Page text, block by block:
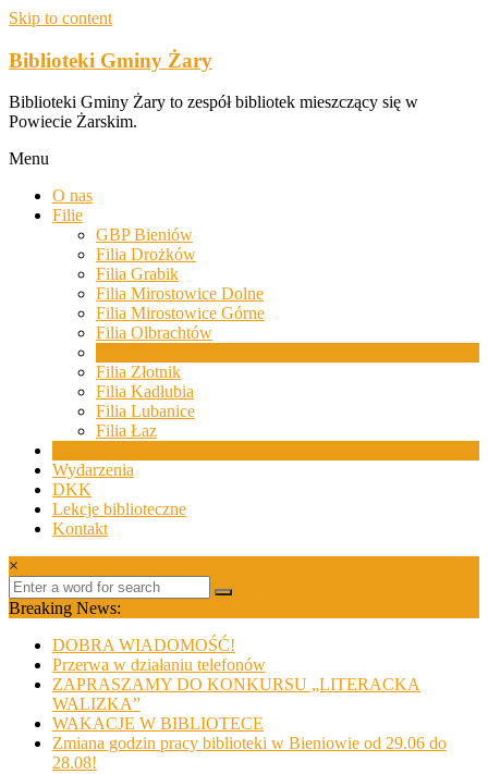
Skip to content
Biblioteki Gminy Żary
Biblioteki Gminy Żary to zespół bibliotek mieszczący się w
Powiecie Żarskim.
Menu
O nas
Filie
GBP Bieniów
Filia Drożków
Filia Grabik
Filia Mirostowice Dolne
Filia Mirostowice Górne
Filia Olbrachtów
Filia Złotnik
Filia Kadłubia
Filia Lubanice
Filia Łaz
Wydarzenia
DKK
Lekcje biblioteczne
Kontakt
×
Breaking News:
DOBRA WIADOMOŚĆ!
Przerwa w działaniu telefonów
ZAPRASZAMY DO KONKURSU „LITERACKA
WALIZKA”
WAKACJE W BIBLIOTECE
Zmiana godzin pracy biblioteki w Bieniowie od 29.06 do
28.08!